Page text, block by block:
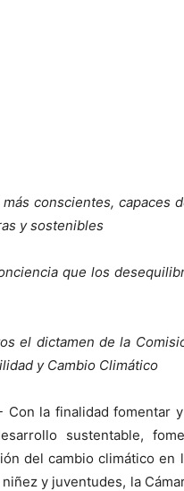
conscientes, capaces
y sostenibles
que los
el dictamen de la
y Cambio Climático
Con la finalidad fomentar
sustentable,
del cambio climático en
y juventudes, la